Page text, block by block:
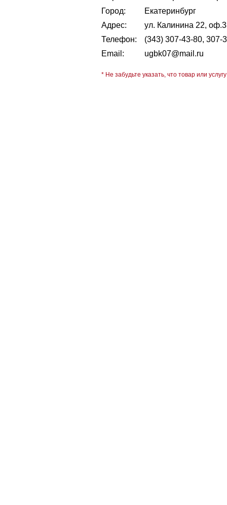
Город:
Екатеринбург
Адрес:
ул. Калинина 22,
Телефон:
(343) 307-43-80, 307-
Email:
ugbk07@mail.ru
* Не забудьте указать, что товар или